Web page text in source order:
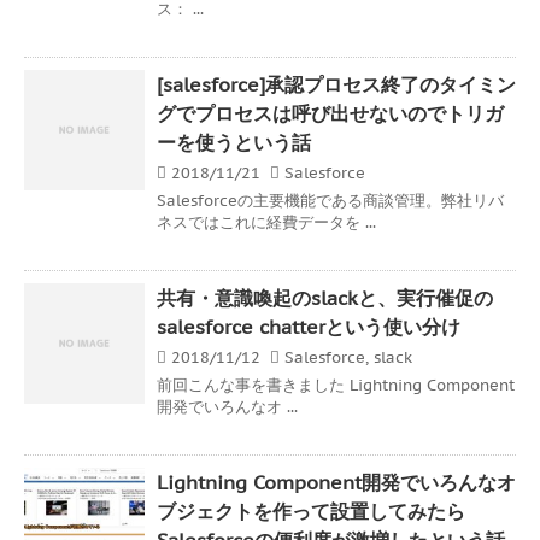
ス： ...
[salesforce]承認プロセス終了のタイミン
グでプロセスは呼び出せないのでトリガ
ーを使うという話
2018/11/21
Salesforce
Salesforceの主要機能である商談管理。弊社リバ
ネスではこれに経費データを ...
共有・意識喚起のslackと、実行催促の
salesforce chatterという使い分け
2018/11/12 Salesforce, slack
前回こんな事を書きました Lightning Component
開発でいろんなオ ...
Lightning Component開発でいろんなオ
ブジェクトを作って設置してみたら